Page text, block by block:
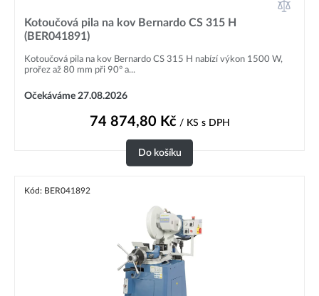
Kotoučová pila na kov Bernardo CS 315 H
(BER041891)
Kotoučová pila na kov Bernardo CS 315 H nabízí výkon 1500 W,
prořez až 80 mm při 90° a...
Očekáváme 27.08.2026
74 874,80 Kč/ KS s DPH
Do košíku
Kód: BER041892